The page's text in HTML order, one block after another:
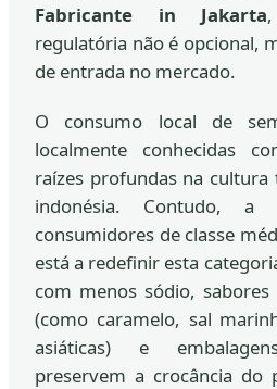
Fabricante in Jakarta
regulatória não é opcional,
de entrada no mercado.
O consumo local de
localmente conhecidas
raízes profundas na cultura
indonésia. Contudo, a
consumidores de classe
está a redefinir esta
com menos sódio,
(como caramelo, sal
asiáticas) e
preservem a crocância